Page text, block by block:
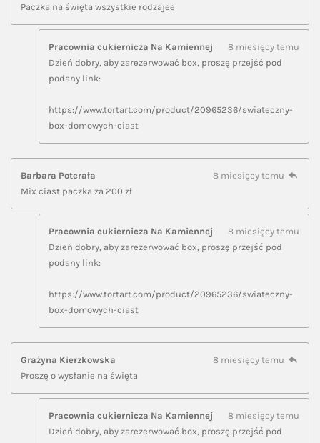
Paczka na święta wszystkie rodzajee
Pracownia cukiernicza Na Kamiennej
8 miesięcy temu
Dzień dobry, aby zarezerwować box, proszę przejść pod
podany link:
https://www.tortart.com/product/20965236/swiateczny-
box-domowych-ciast
Barbara Poterała
8 miesięcy temu
Mix ciast paczka za 200 zł
Pracownia cukiernicza Na Kamiennej
8 miesięcy temu
Dzień dobry, aby zarezerwować box, proszę przejść pod
podany link:
https://www.tortart.com/product/20965236/swiateczny-
box-domowych-ciast
Grażyna Kierzkowska
8 miesięcy temu
Proszę o wysłanie na święta
Pracownia cukiernicza Na Kamiennej
8 miesięcy temu
Dzień dobry, aby zarezerwować box, proszę przejść pod